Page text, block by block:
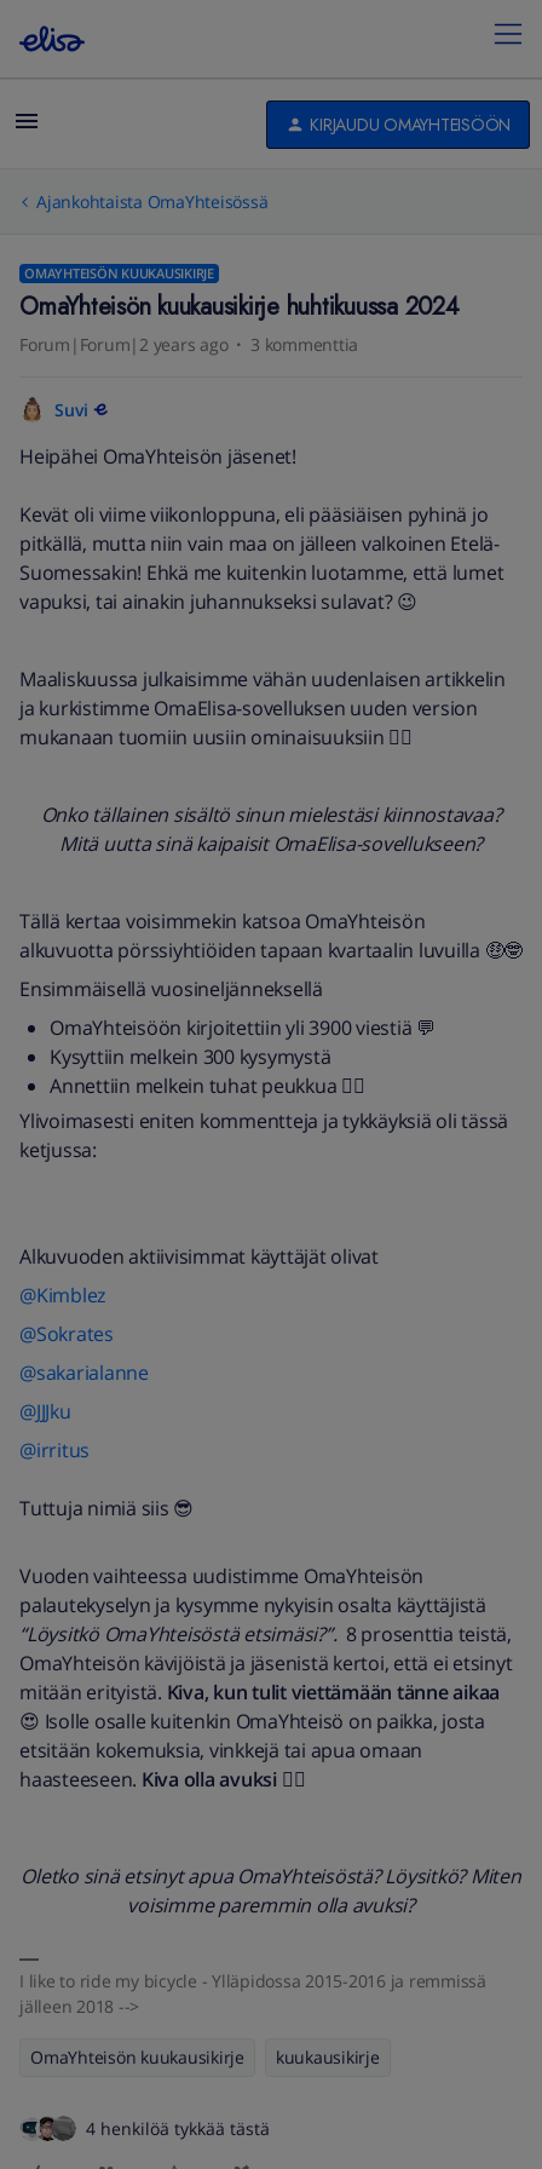
KIRJAUDU OMAYHTEISÖÖN
Ajankohtaista OmaYhteisössä
OMAYHTEISÖN KUUKAUSIKIRJE
OmaYhteisön kuukausikirje huhtikuussa 2024
Forum|Forum|2 years ago 3 kommenttia
Suvi
Heipähei OmaYhteisön jäsenet!
Kevät oli viime viikonloppuna, eli pääsiäisen pyhinä jo
pitkällä, mutta niin vain maa on jälleen valkoinen Etelä-
Suomessakin! Ehkä me kuitenkin luotamme, että lumet
vapuksi, tai ainakin juhannukseksi sulavat? 😉
Maaliskuussa julkaisimme vähän uudenlaisen artikkelin
ja kurkistimme OmaElisa-sovelluksen uuden version
mukanaan tuomiin uusiin ominaisuuksiin 👇🏻
Onko tällainen sisältö sinun mielestäsi kiinnostavaa?
Mitä uutta sinä kaipaisit OmaElisa-sovellukseen?
Tällä kertaa voisimmekin katsoa OmaYhteisön
alkuvuotta pörssiyhtiöiden tapaan kvartaalin luvuilla 🤑🤓
Ensimmäisellä vuosineljänneksellä
OmaYhteisöön kirjoitettiin yli 3900 viestiä 💬
Kysyttiin melkein 300 kysymystä
Annettiin melkein tuhat peukkua 👍🏻
Ylivoimasesti eniten kommentteja ja tykkäyksiä oli tässä
ketjussa:
Alkuvuoden aktiivisimmat käyttäjät olivat
@Kimblez
@Sokrates
@sakarialanne
@JJJku
@irritus
Tuttuja nimiä siis 😎
Vuoden vaihteessa uudistimme OmaYhteisön
palautekyselyn ja kysymme nykyisin osalta käyttäjistä
“Löysitkö OmaYhteisöstä etsimäsi?”. 8 prosenttia teistä,
OmaYhteisön kävijöistä ja jäsenistä kertoi, että ei etsinyt
mitään erityistä. Kiva, kun tulit viettämään tänne aikaa
😍 Isolle osalle kuitenkin OmaYhteisö on paikka, josta
etsitään kokemuksia, vinkkejä tai apua omaan
haasteeseen. Kiva olla avuksi 👍🏻
Oletko sinä etsinyt apua OmaYhteisöstä? Löysitkö? Miten
voisimme paremmin olla avuksi?
I like to ride my bicycle - Ylläpidossa 2015-2016 ja remmissä
jälleen 2018 -->
OmaYhteisön kuukausikirje kuukausikirje
4 henkilöä tykkää tästä